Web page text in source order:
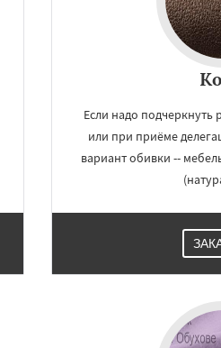
Если надо подчеркнуть
или при приёме
вариант обивки --